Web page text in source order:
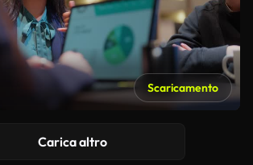
Scaricamento
Carica altro